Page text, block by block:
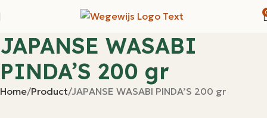
JAPANSE WASABI
PINDA’S 200 gr
Home Product JAPANSE WASABI PINDA’S 200 gr